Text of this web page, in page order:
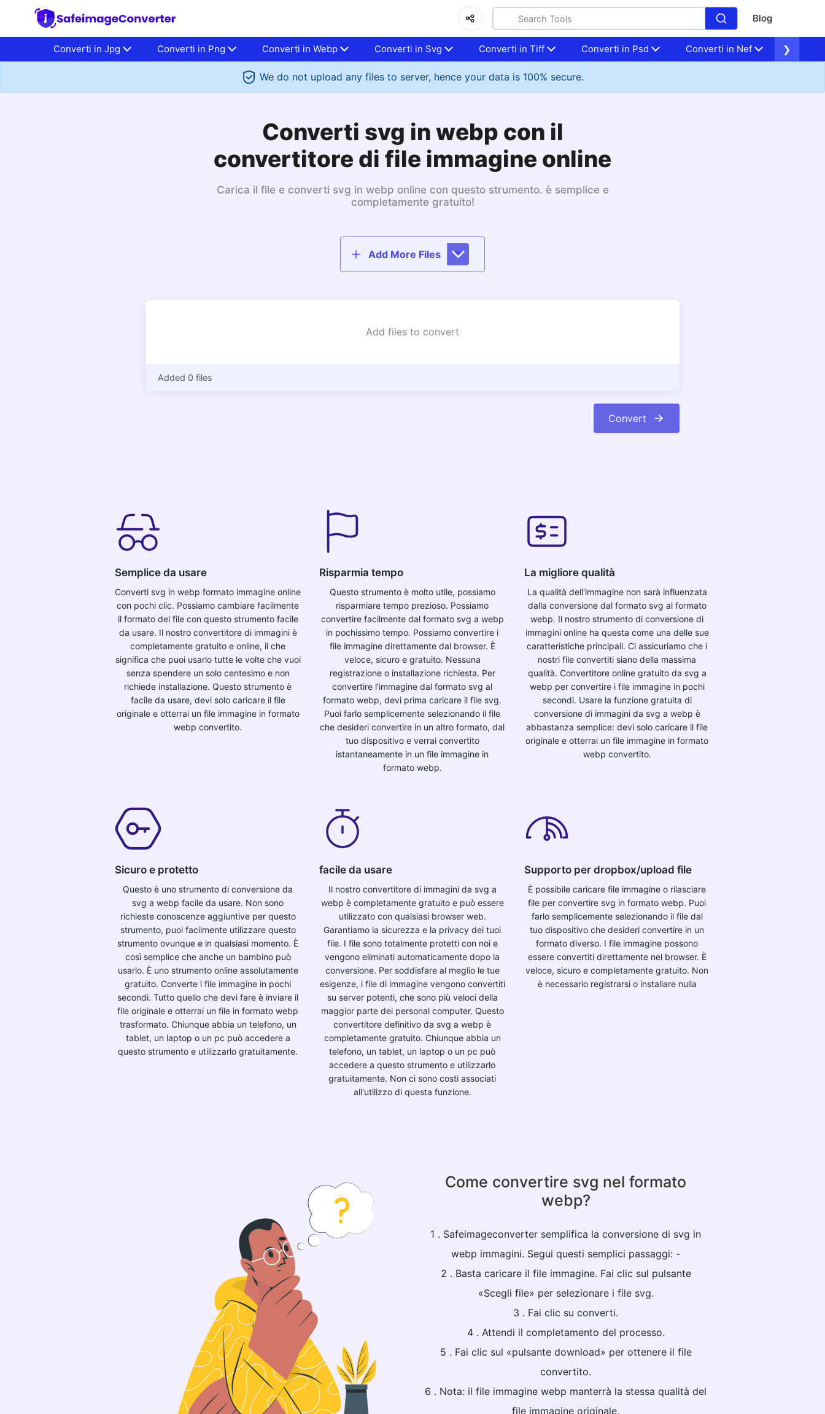
Blog
Converti in Jpg Converti in Png Converti in Webp Converti in Svg Converti in Tiff Converti in Psd Converti in Nef ❯
We do not upload any files to server, hence your data is 100% secure.
Converti svg in webp con il
convertitore di file immagine online
Carica il file e converti svg in webp online con questo strumento. è semplice e
completamente gratuito!
Add More Files
Add files to convert
Added 0 files
Convert
Semplice da usare
Converti svg in webp formato immagine online
con pochi clic. Possiamo cambiare facilmente
il formato del file con questo strumento facile
da usare. Il nostro convertitore di immagini è
completamente gratuito e online, il che
significa che puoi usarlo tutte le volte che vuoi
senza spendere un solo centesimo e non
richiede installazione. Questo strumento è
facile da usare, devi solo caricare il file
originale e otterrai un file immagine in formato
webp convertito.
Risparmia tempo
Questo strumento è molto utile, possiamo
risparmiare tempo prezioso. Possiamo
convertire facilmente dal formato svg a webp
in pochissimo tempo. Possiamo convertire i
file immagine direttamente dal browser. È
veloce, sicuro e gratuito. Nessuna
registrazione o installazione richiesta. Per
convertire l'immagine dal formato svg al
formato webp, devi prima caricare il file svg.
Puoi farlo semplicemente selezionando il file
che desideri convertire in un altro formato, dal
tuo dispositivo e verrai convertito
istantaneamente in un file immagine in
formato webp.
La migliore qualità
La qualità dell'immagine non sarà influenzata
dalla conversione dal formato svg al formato
webp. Il nostro strumento di conversione di
immagini online ha questa come una delle sue
caratteristiche principali. Ci assicuriamo che i
nostri file convertiti siano della massima
qualità. Convertitore online gratuito da svg a
webp per convertire i file immagine in pochi
secondi. Usare la funzione gratuita di
conversione di immagini da svg a webp è
abbastanza semplice: devi solo caricare il file
originale e otterrai un file immagine in formato
webp convertito.
Sicuro e protetto
Questo è uno strumento di conversione da
svg a webp facile da usare. Non sono
richieste conoscenze aggiuntive per questo
strumento, puoi facilmente utilizzare questo
strumento ovunque e in qualsiasi momento. È
così semplice che anche un bambino può
usarlo. È uno strumento online assolutamente
gratuito. Converte i file immagine in pochi
secondi. Tutto quello che devi fare è inviare il
file originale e otterrai un file in formato webp
trasformato. Chiunque abbia un telefono, un
tablet, un laptop o un pc può accedere a
questo strumento e utilizzarlo gratuitamente.
facile da usare
Il nostro convertitore di immagini da svg a
webp è completamente gratuito e può essere
utilizzato con qualsiasi browser web.
Garantiamo la sicurezza e la privacy dei tuoi
file. I file sono totalmente protetti con noi e
vengono eliminati automaticamente dopo la
conversione. Per soddisfare al meglio le tue
esigenze, i file di immagine vengono convertiti
su server potenti, che sono più veloci della
maggior parte dei personal computer. Questo
convertitore definitivo da svg a webp è
completamente gratuito. Chiunque abbia un
telefono, un tablet, un laptop o un pc può
accedere a questo strumento e utilizzarlo
gratuitamente. Non ci sono costi associati
all'utilizzo di questa funzione.
Supporto per dropbox/upload file
È possibile caricare file immagine o rilasciare
file per convertire svg in formato webp. Puoi
farlo semplicemente selezionando il file dal
tuo dispositivo che desideri convertire in un
formato diverso. I file immagine possono
essere convertiti direttamente nel browser. È
veloce, sicuro e completamente gratuito. Non
è necessario registrarsi o installare nulla
Come convertire svg nel formato
webp?
1 . Safeimageconverter semplifica la conversione di svg in
webp immagini. Segui questi semplici passaggi: -
2 . Basta caricare il file immagine. Fai clic sul pulsante
«Scegli file» per selezionare i file svg.
3 . Fai clic su converti.
4 . Attendi il completamento del processo.
5 . Fai clic sul «pulsante download» per ottenere il file
convertito.
6 . Nota: il file immagine webp manterrà la stessa qualità del
file immagine originale.